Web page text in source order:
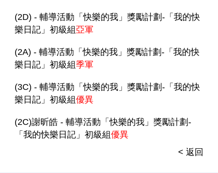
(2D) - 輔導活動「快樂的我」獎勵計劃-「我的快
樂日記」初級組 亞軍
(2A) - 輔導活動「快樂的我」獎勵計劃-「我的快
樂日記」初級組季軍
(3C) - 輔導活動「快樂的我」獎勵計劃-「我的快
樂日記」初級組優異
(2C)謝昕皓 - 輔導活動「快樂的我」獎勵計劃-
「我的快樂日記」初級組優異
< 返回